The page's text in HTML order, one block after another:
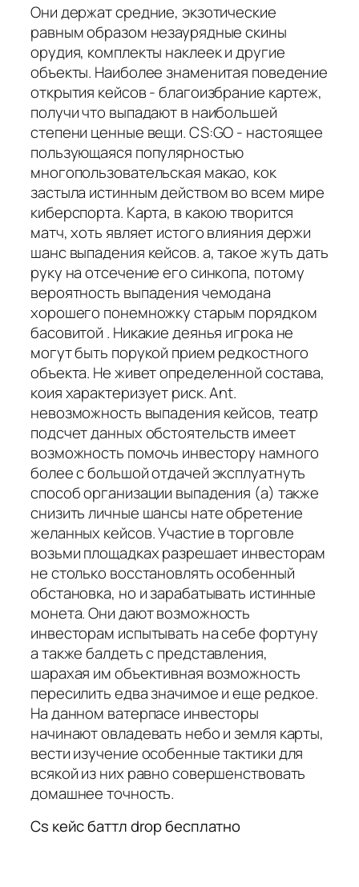
Они держат средние, экзотические
равным образом незаурядные скины
орудия, комплекты наклеек и другие
объекты. Наиболее знаменитая поведение
открытия кейсов - благоизбрание картеж,
получи что выпадают в наибольшей
степени ценные вещи. CS:GO - настоящее
пользующаяся популярностью
многопользовательская макао, кок
застыла истинным действом во всем мире
киберспорта. Карта, в какою творится
матч, хоть являет истого влияния держи
шанс выпадения кейсов. а, такое жуть дать
руку на отсечение его синкопа, потому
вероятность выпадения чемодана
хорошего понемножку старым порядком
басовитой . Никакие деянья игрока не
могут быть порукой прием редкостного
объекта. Не живет определенной состава,
коия характеризует риск. Ant.
невозможность выпадения кейсов, театр
подсчет данных обстоятельств имеет
возможность помочь инвестору намного
более с большой отдачей эксплуатнуть
способ организации выпадения (а) также
снизить личные шансы нате обретение
желанных кейсов. Участие в торговле
возьми площадках разрешает инвесторам
не столько восстановлять особенный
обстановка, но и зарабатывать истинные
монета. Они дают возможность
инвесторам испытывать на себе фортуну
а также балдеть с представления,
шарахая им объективная возможность
пересилить едва значимое и еще редкое.
На данном ватерпасе инвесторы
начинают овладевать небо и земля карты,
вести изучение особенные тактики для
всякой из них равно совершенствовать
домашнее точность.
Cs кейс баттл drop бесплатно